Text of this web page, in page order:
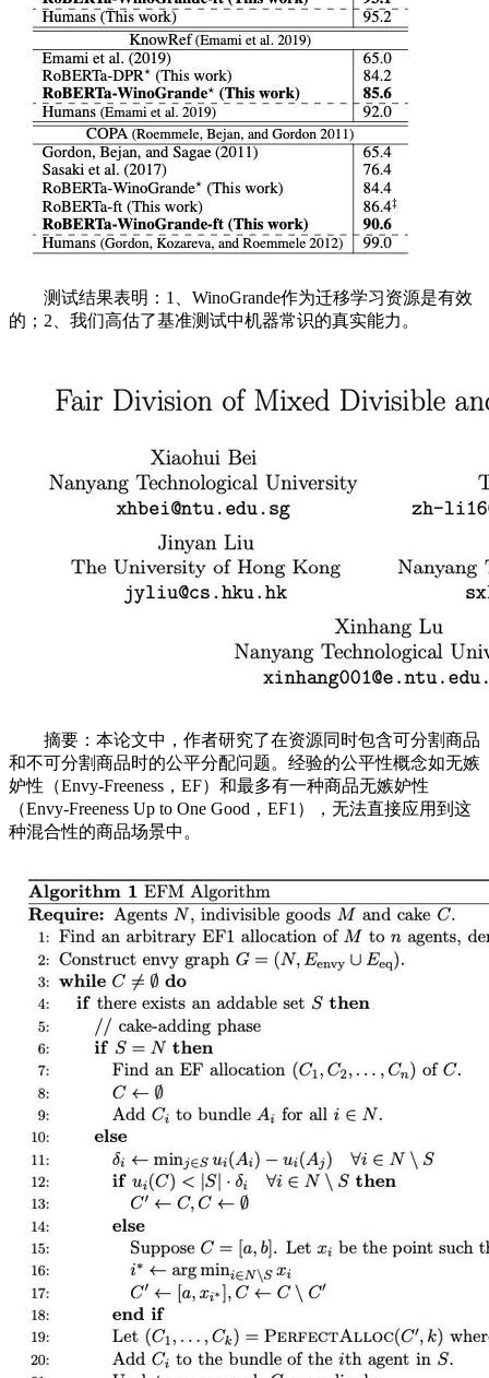
测试结果表明：1、WinoGrande作为迁移学习资源是有效
的；2、我们高估了基准测试中机器常识的真实能力。
摘要：本论文中，作者研究了在资源同时包含可分割商品
和不可分割商品时的公平分配问题。经验的公平性概念如无嫉
妒性（Envy-Freeness，EF）和最多有一种商品无嫉妒性
（Envy-Freeness Up to One Good，EF1），无法直接应用到这
种混合性的商品场景中。